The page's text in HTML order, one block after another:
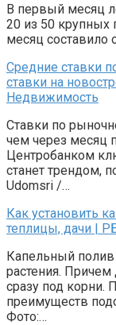
В первый месяц
20 из 50 крупных
месяц составило
Средние ставки
ставки на
Недвижимость
Ставки по
чем через месяц
Центробанком
станет трендом,
Udomsri /…
Как установить
теплицы, дачи |
Капельный полив
растения. Причем
сразу под корни.
преимуществ
Фото:…